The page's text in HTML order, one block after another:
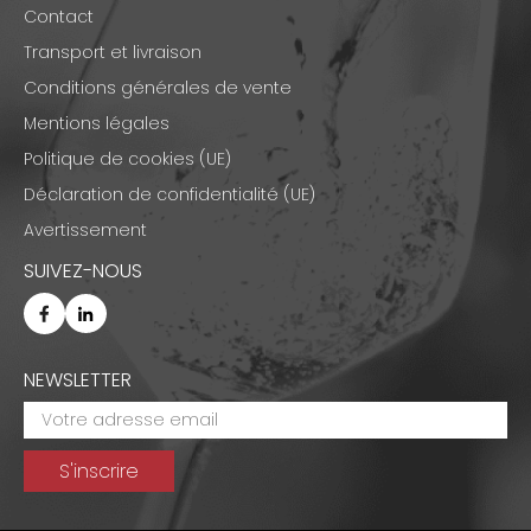
Contact
Transport et livraison
Conditions générales de vente
Mentions légales
Politique de cookies (UE)
Déclaration de confidentialité (UE)
Avertissement
SUIVEZ-NOUS
NEWSLETTER